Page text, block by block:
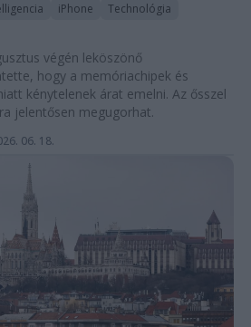
iPhone
Technológia
végén leköszönő
hogy a memóriachipek és
kénytelenek árat emelni. Az ősszel
jelentősen megugorhat.
06. 18.